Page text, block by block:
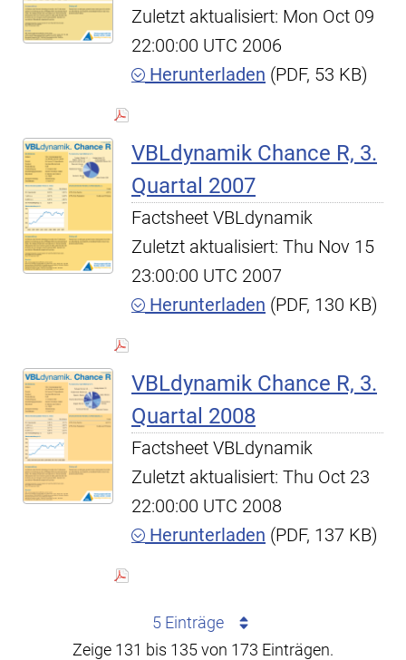
Zuletzt aktualisiert: Mon Oct 09
22:00:00 UTC 2006
Herunterladen (PDF, 53 KB)
VBLdynamik Chance R, 3.
Quartal 2007
Factsheet VBLdynamik
Zuletzt aktualisiert: Thu Nov 15
23:00:00 UTC 2007
Herunterladen (PDF, 130 KB)
VBLdynamik Chance R, 3.
Quartal 2008
Factsheet VBLdynamik
Zuletzt aktualisiert: Thu Oct 23
22:00:00 UTC 2008
Herunterladen (PDF, 137 KB)
5 Einträge
Zeige 131 bis 135 von 173 Einträgen.